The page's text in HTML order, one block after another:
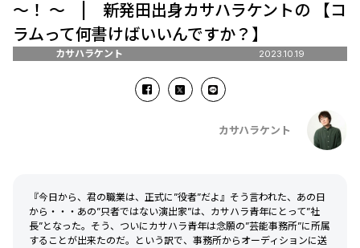
～！ ～ | 新発田出身カサハラケントの 【コ
ラムって何書けばいいんですか？】
カサハラケント 2023.10.19
カサハラケント
『今日から、君の職業は、正式に”役者”だよ』そう言われた、あの日
から・・・あの”只者ではない演出家”は、カサハラ青年にとって”社
長”となった。そう、ついにカサハラ青年は念願の”芸能事務所”に所属
することが出来たのだ。という訳で、事務所からオーディションに送